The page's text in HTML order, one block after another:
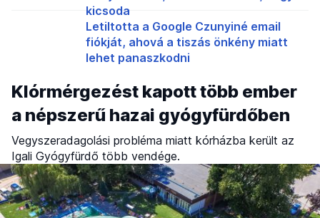
kicsoda
Letiltotta a Google Czunyiné email
fiókját, ahová a tiszás önkény miatt
lehet panaszkodni
Klórmérgezést kapott több ember
a népszerű hazai gyógyfürdőben
Vegyszeradagolási probléma miatt kórházba került az
Igali Gyógyfürdő több vendége.